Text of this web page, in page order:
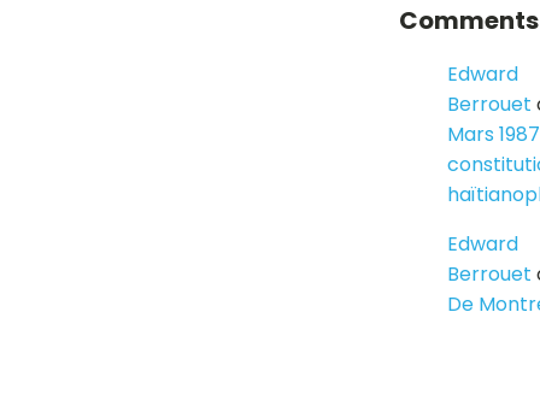
Comments
Edward
Berrouet
Mars
Edward
Berrouet
De